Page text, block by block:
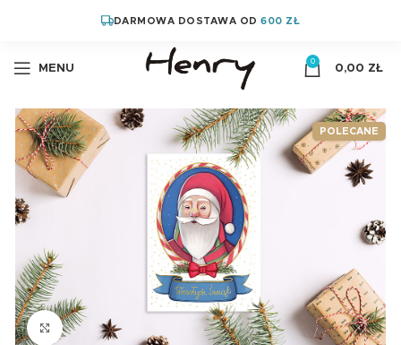
DARMOWA DOSTAWA OD600 ZŁ
MENU
0
0,00 ZŁ
POLECANE
Kliknij aby powiększyć